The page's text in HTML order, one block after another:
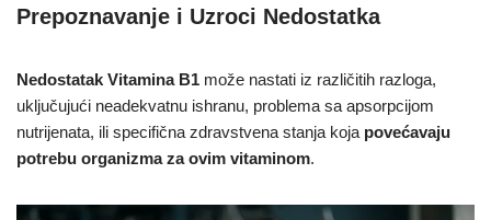
Prepoznavanje i Uzroci Nedostatka
Nedostatak Vitamina B1 može nastati iz različitih razloga,
uključujući neadekvatnu ishranu, problema sa apsorpcijom
nutrijenata, ili specifična zdravstvena stanja koja povećavaju
potrebu organizma za ovim vitaminom.